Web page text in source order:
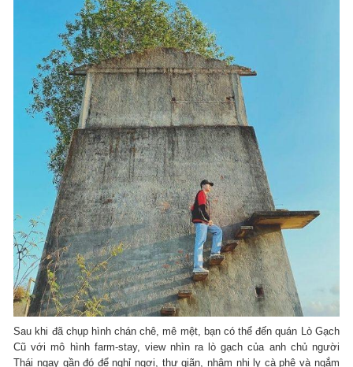
Sau khi đã chụp hình chán chê, mê mệt, bạn có thể đến quán Lò Gạch
Cũ với mô hình farm-stay, view nhìn ra lò gạch của anh chủ người
Thái ngay gần đó để nghỉ ngơi, thư giãn, nhâm nhi ly cà phê và ngắm